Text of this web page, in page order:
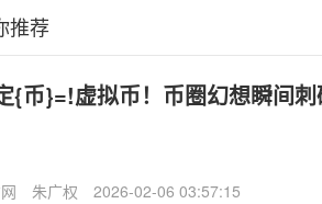
推荐
{币}=!虚拟币！币圈幻想瞬间
朱广权 2026-02-06 03:57:15